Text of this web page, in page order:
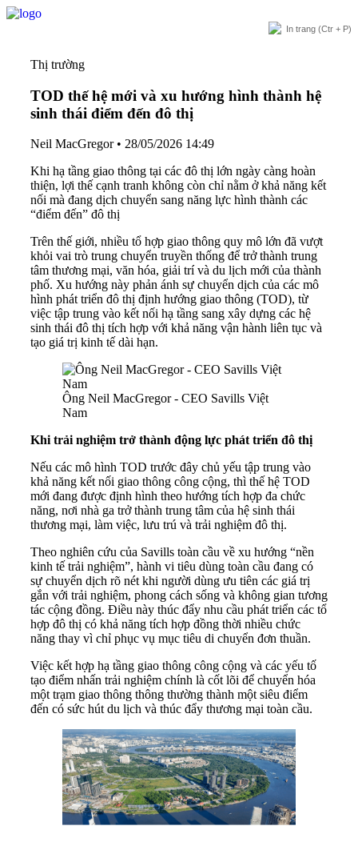
In trang (Ctr + P)
Thị trường
TOD thế hệ mới và xu hướng hình thành hệ
sinh thái điểm đến đô thị
Neil MacGregor • 28/05/2026 14:49
Khi hạ tầng giao thông tại các đô thị lớn ngày càng hoàn
thiện, lợi thế cạnh tranh không còn chỉ nằm ở khả năng kết
nối mà đang dịch chuyển sang năng lực hình thành các
“điểm đến” đô thị
Trên thế giới, nhiều tổ hợp giao thông quy mô lớn đã vượt
khỏi vai trò trung chuyển truyền thống để trở thành trung
tâm thương mại, văn hóa, giải trí và du lịch mới của thành
phố. Xu hướng này phản ánh sự chuyển dịch của các mô
hình phát triển đô thị định hướng giao thông (TOD), từ
việc tập trung vào kết nối hạ tầng sang xây dựng các hệ
sinh thái đô thị tích hợp với khả năng vận hành liên tục và
tạo giá trị kinh tế dài hạn.
Ông Neil MacGregor - CEO Savills Việt
Nam
Khi trải nghiệm trở thành động lực phát triển đô thị
Nếu các mô hình TOD trước đây chủ yếu tập trung vào
khả năng kết nối giao thông công cộng, thì thế hệ TOD
mới đang được định hình theo hướng tích hợp đa chức
năng, nơi nhà ga trở thành trung tâm của hệ sinh thái
thương mại, làm việc, lưu trú và trải nghiệm đô thị.
Theo nghiên cứu của Savills toàn cầu về xu hướng “nền
kinh tế trải nghiệm”, hành vi tiêu dùng toàn cầu đang có
sự chuyển dịch rõ nét khi người dùng ưu tiên các giá trị
gắn với trải nghiệm, phong cách sống và không gian tương
tác cộng đồng. Điều này thúc đẩy nhu cầu phát triển các tổ
hợp đô thị có khả năng tích hợp đồng thời nhiều chức
năng thay vì chỉ phục vụ mục tiêu di chuyển đơn thuần.
Việc kết hợp hạ tầng giao thông công cộng và các yếu tố
tạo điểm nhấn trải nghiệm chính là cốt lõi để chuyển hóa
một trạm giao thông thông thường thành một siêu điểm
đến có sức hút du lịch và thúc đẩy thương mại toàn cầu.